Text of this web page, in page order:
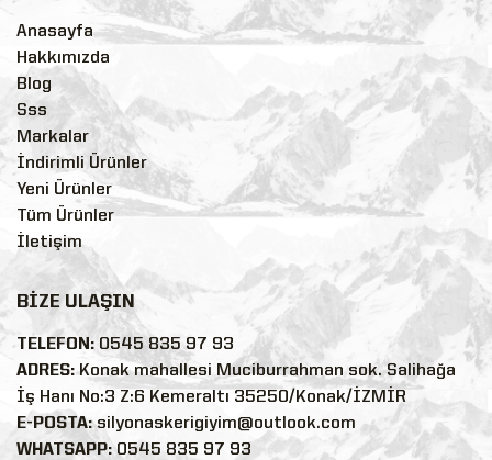
Anasayfa
Hakkımızda
Blog
Sss
Markalar
İndirimli Ürünler
Yeni Ürünler
Tüm Ürünler
İletişim
BİZE ULAŞIN
TELEFON: 0545 835 97 93
ADRES:Konak mahallesi Muciburrahman sok. Salihağa
İş Hanı No:3 Z:6 Kemeraltı 35250/Konak/İZMİR
E-POSTA: silyonaskerigiyim@outlook.com
WHATSAPP: 0545 835 97 93